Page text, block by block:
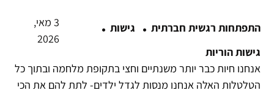
3 מאי,
2026
התפתחות רגשית חברתית · גישות ·
גישות הוריות
אנחנו חיות כבר יותר משנתיים וחצי בתקופת מלחמה ובתוך כל
הטלטלות האלה אנחנו מנסות לגדל ילדים- לתת להם את הכי